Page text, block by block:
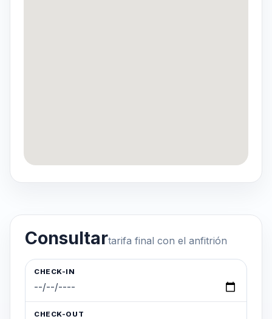
Consultartarifa final con el anfitrión
CHECK-IN
CHECK-OUT